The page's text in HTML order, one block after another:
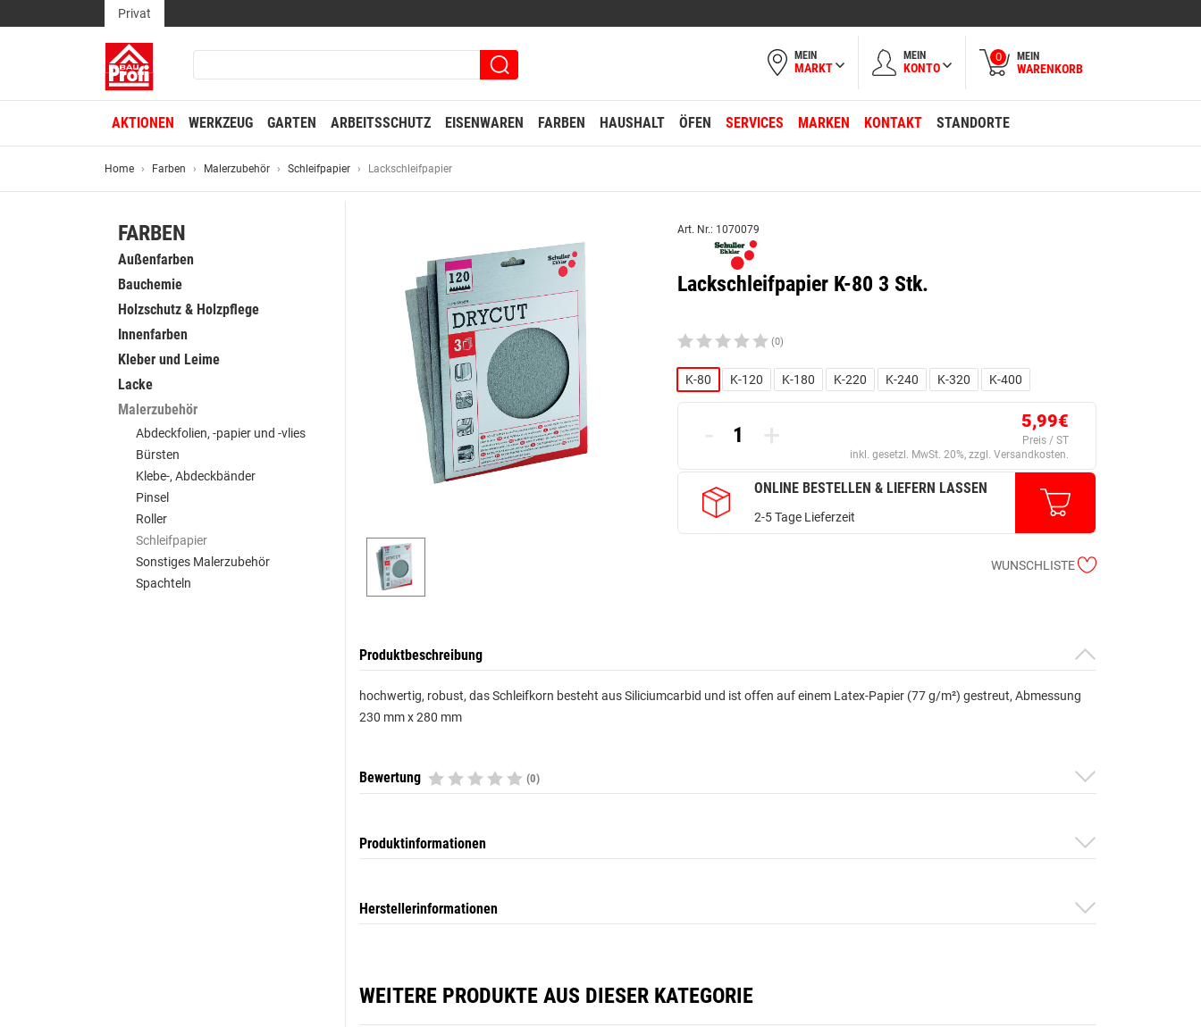
Privat
MEIN
MARKT
MEIN
KONTO
0 MEIN
WARENKORB
AKTIONEN WERKZEUG GARTEN ARBEITSSCHUTZ EISENWAREN FARBEN HAUSHALT ÖFEN SERVICES MARKEN KONTAKT STANDORTE
Home Farben Malerzubehör Schleifpapier Lackschleifpapier
FARBEN
Außenfarben
Bauchemie
Holzschutz & Holzpflege
Innenfarben
Kleber und Leime
Lacke
Malerzubehör
Abdeckfolien, -papier und -vlies
Bürsten
Klebe-, Abdeckbänder
Pinsel
Roller
Schleifpapier
Sonstiges Malerzubehör
Spachteln
Art. Nr.: 1070079
Lackschleifpapier K-80 3 Stk.
(0)
K-80 K-120 K-180 K-220 K-240 K-320 K-400
- + 5,99€
Preis / ST
inkl. gesetzl. MwSt. 20%, zzgl. Versandkosten.
ONLINE BESTELLEN & LIEFERN LASSEN
2-5 Tage Lieferzeit
WUNSCHLISTE
Produktbeschreibung
hochwertig, robust, das Schleifkorn besteht aus Siliciumcarbid und ist offen auf einem Latex-Papier (77 g/m²) gestreut, Abmessung
230 mm x 280 mm
Bewertung (0)
Produktinformationen
Herstellerinformationen
WEITERE PRODUKTE AUS DIESER KATEGORIE